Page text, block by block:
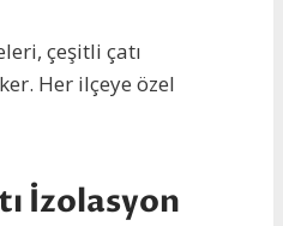
çeşitli çatı
Her ilçeye özel
İzolasyon